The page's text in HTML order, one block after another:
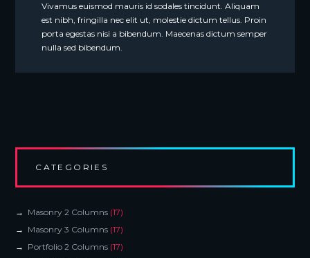
Vivamus euismod mauris id sodales tincidunt. Aliquam
est nibh, fringilla nec elit ut, molestie dictum tellus. Proin
porta egestas nisi a bibendum. Maecenas dictum semper
nulla sed bibendum.
CATEGORIES
Masonry 2 Columns (17)
Masonry 3 Columns (17)
Portfolio 2 Columns (17)